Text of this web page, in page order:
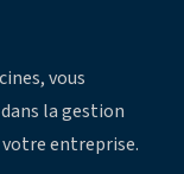
vous
la gestion
entreprise.